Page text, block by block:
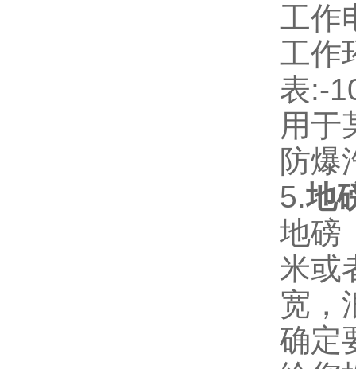
工作
工作
表:-
用于
防爆
5.地
地磅
米或
宽，
确定